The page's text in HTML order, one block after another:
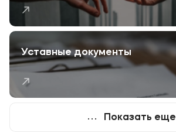
Уставные документы
Показать еще